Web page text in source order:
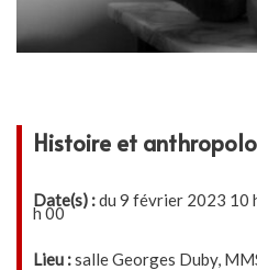
Histoire et
Date(s) :du 9 février 2023 10
h 00
Lieu :salle Georges Duby,